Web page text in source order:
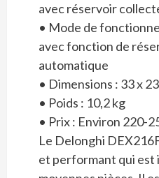
avec réservoir
• Mode de
avec fonction de
automatique
• Dimensions : 33 x
• Poids : 10,2 kg
• Prix : Environ 220-
Le Delonghi
et performant qui est